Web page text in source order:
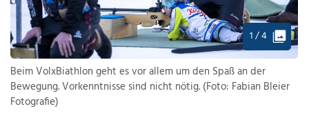
1 / 4
Beim VolxBiathlon geht es vor allem um den Spaß an der
Bewegung. Vorkenntnisse sind nicht nötig. (Foto: Fabian Bleier
Fotografie)